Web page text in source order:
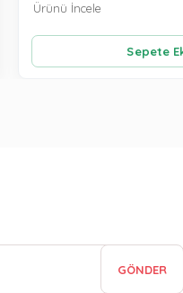
Sepete
Ürünü İncele
GÖNDER